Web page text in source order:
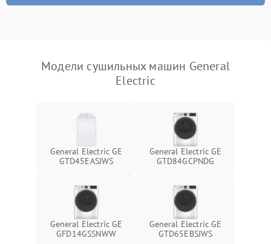
Модели сушильных машин General
Electric
General Electric GE
GTD45EASJWS
General Electric GE
GTD84GCPNDG
General Electric GE
GFD14GSSNWW
General Electric GE
GTD65EBSJWS